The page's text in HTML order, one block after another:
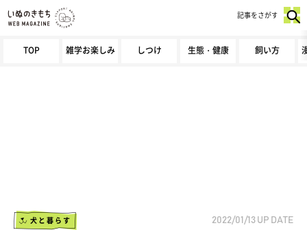
TOP 雑学お楽しみ しつけ 生態・健康 飼い方
記事をさがす
犬と暮らす 2022/01/13 UP DATE